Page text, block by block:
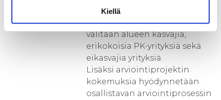
Kiellä
oppilaitosverkostoa?
Haastateltaviin yrityksiin
valitaan alueen kasvajia,
erikokoisia PK-yrityksiä sekä
eikasvajia yrityksiä.
Lisäksi arviointiprojektin
kokemuksia hyödynnetään
osallistavan arviointiprosessin